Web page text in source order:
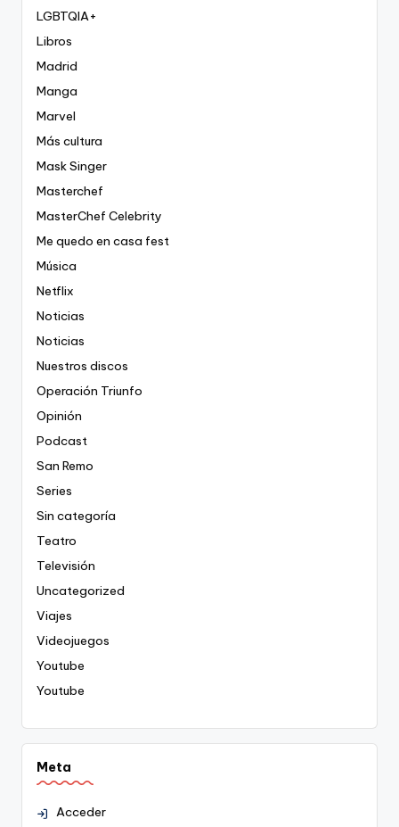
LGBTQIA+
Libros
Madrid
Manga
Marvel
Más cultura
Mask Singer
Masterchef
MasterChef Celebrity
Me quedo en casa fest
Música
Netflix
Noticias
Noticias
Nuestros discos
Operación Triunfo
Opinión
Podcast
San Remo
Series
Sin categoría
Teatro
Televisión
Uncategorized
Viajes
Videojuegos
Youtube
Youtube
Meta
Acceder